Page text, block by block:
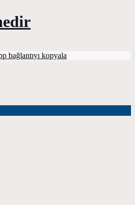
bağlantıyı kopyala